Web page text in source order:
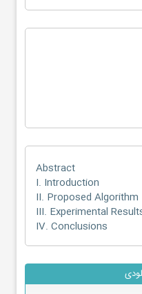
Abstract
I. Introduction
II. Proposed Algorithm
III. Experimental
IV. Conclusions